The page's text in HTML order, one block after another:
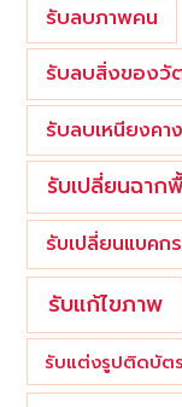
รับลบภาพคน
รับลบสิ่งของวั
รับลบเหนียงคา
รับเปลี่ยนฉา
รับเปลี่ยนแบคก
รับแก้ไขภาพ
รับแต่งรูปติดบัตร